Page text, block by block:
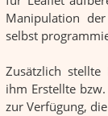
Manipulation
selbst
Zusätzlich
ihm Erstellte
zur Verfügung,